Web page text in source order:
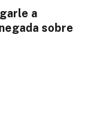
a
sobre